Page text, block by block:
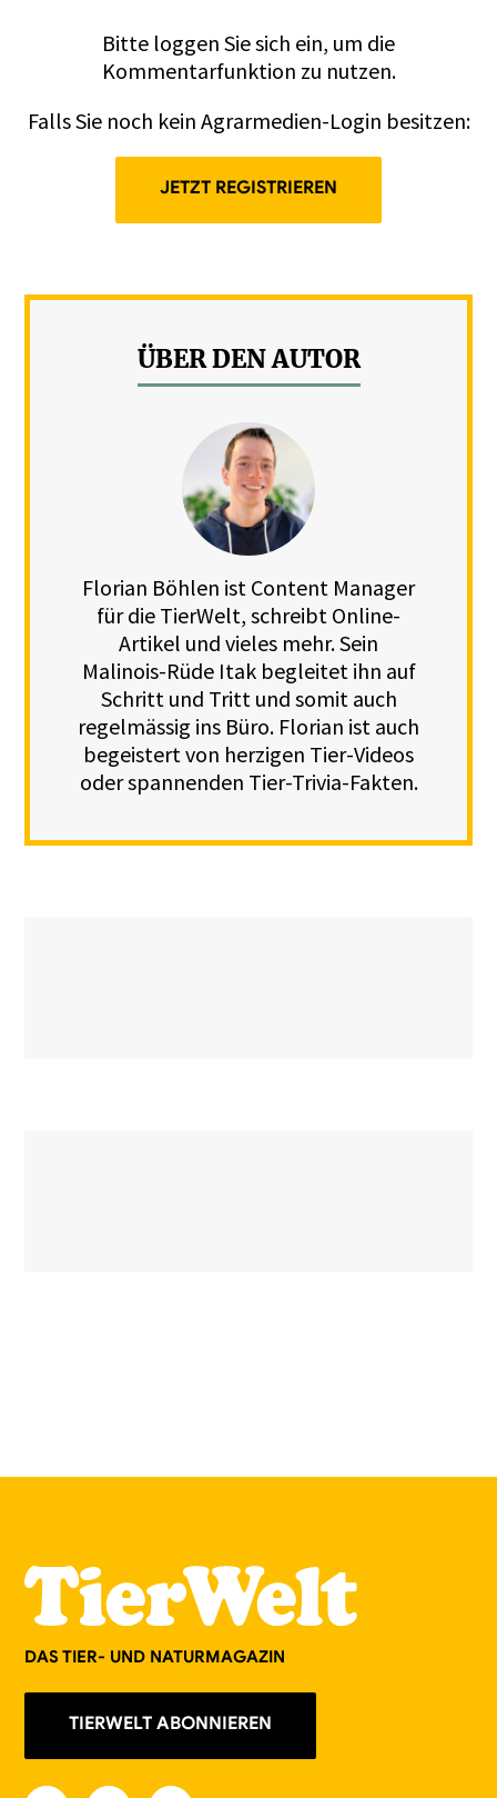
Bitte loggen Sie sich ein, um die
Kommentarfunktion zu nutzen.
Falls Sie noch kein Agrarmedien-Login besitzen:
JETZT REGISTRIEREN
ÜBER DEN AUTOR
Florian Böhlen ist Content Manager
für die TierWelt, schreibt Online-
Artikel und vieles mehr. Sein
Malinois-Rüde Itak begleitet ihn auf
Schritt und Tritt und somit auch
regelmässig ins Büro. Florian ist auch
begeistert von herzigen Tier-Videos
oder spannenden Tier-Trivia-Fakten.
DAS TIER- UND NATURMAGAZIN
TIERWELT ABONNIEREN